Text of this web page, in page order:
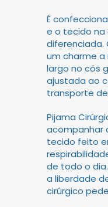
É
e o tecido na
diferenciada.
um charme a
largo no cós
ajustada ao
transporte
Pijama
acompanhar
tecido feito
de todo o
a liberdade
cirúrgico